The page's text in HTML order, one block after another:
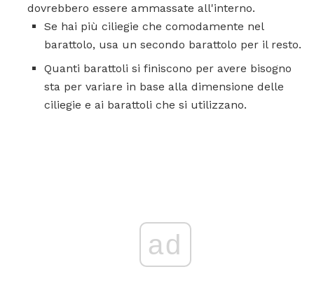
dovrebbero essere ammassate all'interno.
Se hai più ciliegie che comodamente nel
barattolo, usa un secondo barattolo per il resto.
Quanti barattoli si finiscono per avere bisogno
sta per variare in base alla dimensione delle
ciliegie e ai barattoli che si utilizzano.
ad